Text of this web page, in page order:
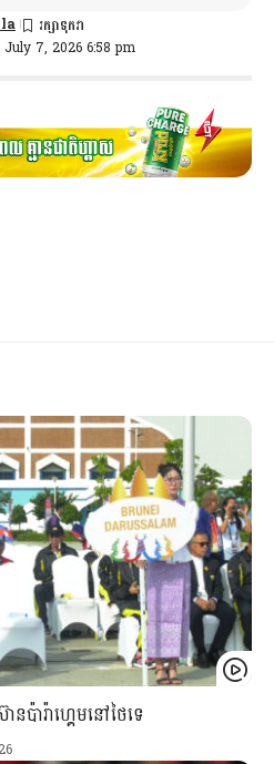
7, 2026 6:58 pm
ប៉ារ៉ាហ្គេមនៅថៃទេ